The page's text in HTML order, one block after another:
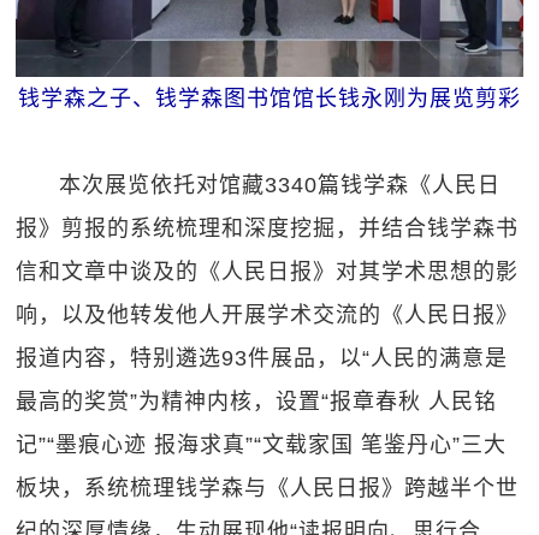
钱学森之子、钱学森图书馆馆长钱永刚为展览剪彩
本次展览依托对馆藏3340篇钱学森《人民日
报》剪报的系统梳理和深度挖掘，并结合钱学森书
信和文章中谈及的《人民日报》对其学术思想的影
响，以及他转发他人开展学术交流的《人民日报》
报道内容，特别遴选93件展品，以“人民的满意是
最高的奖赏”为精神内核，设置“报章春秋 人民铭
记”“墨痕心迹 报海求真”“文载家国 笔鉴丹心”三大
板块，系统梳理钱学森与《人民日报》跨越半个世